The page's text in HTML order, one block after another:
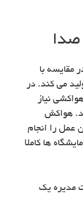
صدا
با
می کند. در
نیاز
هواکش
عمل را انجام
ها کاملا
مدیره یک